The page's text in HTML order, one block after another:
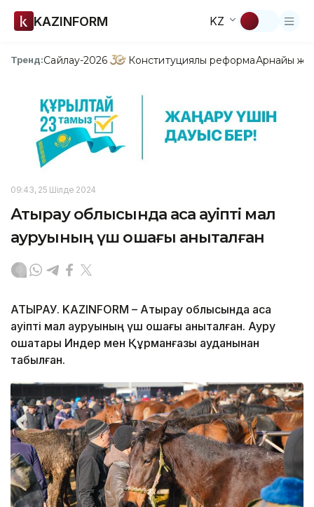
KAZINFORM KZ
Тренд:Сайлау-2026 Конституциялық реформаАрнайы
09:43, 25 Шілде 2024
Атырау облысында аса қауіпті мал
ауруының үш ошағы анықталған
АТЫРАУ. KAZINFORM – Атырау облысында аса
қауіпті мал ауруының үш ошағы анықталған. Ауру
ошақтары Индер мен Құрманғазы ауданынан
табылған.